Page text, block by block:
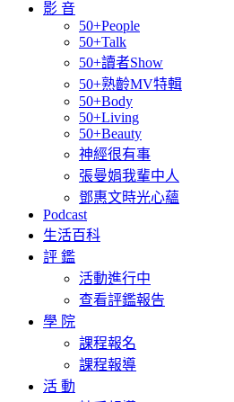
影 音
50+People
50+Talk
50+讀者Show
50+熟齡MV特輯
50+Body
50+Living
50+Beauty
神經很有事
張曼娟我輩中人
鄧惠文時光心蘊
Podcast
生活百科
評 鑑
活動進行中
查看評鑑報告
學 院
課程報名
課程報導
活 動